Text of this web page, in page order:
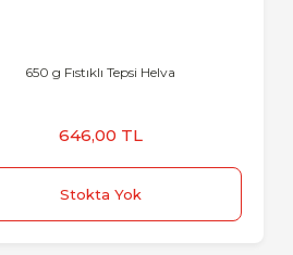
650 g Fıstıklı Tepsi Helva
646,00 TL
Stokta Yok